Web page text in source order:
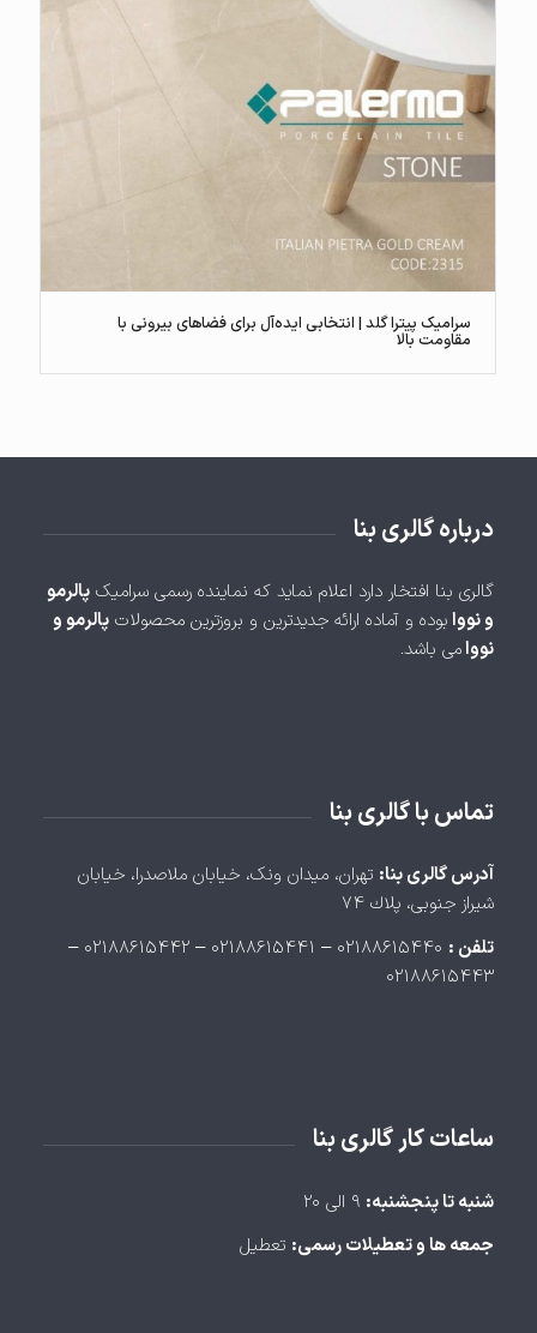
سرامیک پیترا گلد | انتخابی ایده‌آل برای فضاهای بیرونی با
مقاومت بالا
درباره گالری بنا
گالری بنا افتخار دارد اعلام نماید که نماینده رسمی سرامیک پالرمو
و نووابوده و آماده ارائه جدیدترین و بروزترین محصولات پالرمو و
نووامی باشد.
تماس با گالری بنا
آدرس گالری بنا: تهران، ميدان ونک، خيابان ملاصدرا، خيابان
شيراز جنوبی، پلاك ۷۴
تلفن :
۰۲۱۸۸۶۱۵۴۴۰ – ۰۲۱۸۸۶۱۵۴۴۱ – ۰۲۱۸۸۶۱۵۴۴۲ –
۰۲۱۸۸۶۱۵۴۴۳
ساعات کار گالری بنا
شنبه تا پنجشنبه:
جمعه ها و تعطیلات رسمی: تعطیل